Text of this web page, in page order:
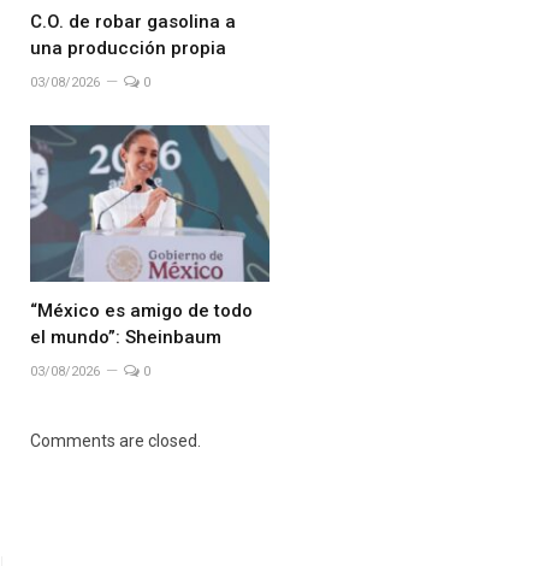
C.O. de robar gasolina a
una producción propia
03/08/2026 0
“México es amigo de todo
el mundo”: Sheinbaum
03/08/2026 0
Comments are closed.